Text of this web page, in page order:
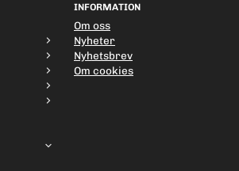
INFORMATION
Om oss
Nyheter
Nyhetsbrev
Om cookies